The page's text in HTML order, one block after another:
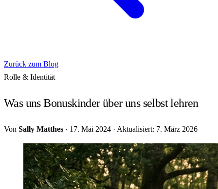
Zurück zum Blog
Rolle & Identität
Was uns Bonuskinder über uns selbst lehren
Von Sally Matthes · 17. Mai 2024 · Aktualisiert: 7. März 2026